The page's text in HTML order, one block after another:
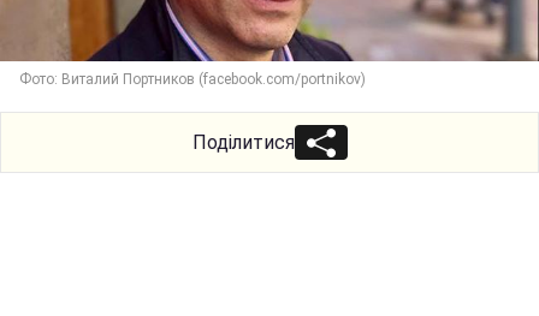
Фото: Виталий Портников (facebook.com/portnikov)
Поділитися